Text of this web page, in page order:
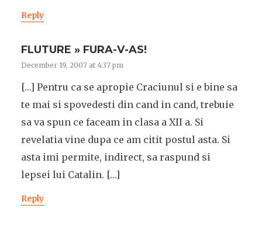
Reply
FLUTURE » FURA-V-AS!
December 19, 2007 at 4:37 pm
[…] Pentru ca se apropie Craciunul si e bine sa
te mai si spovedesti din cand in cand, trebuie
sa va spun ce faceam in clasa a XII a. Si
revelatia vine dupa ce am citit postul asta. Si
asta imi permite, indirect, sa raspund si
lepsei lui Catalin. […]
Reply